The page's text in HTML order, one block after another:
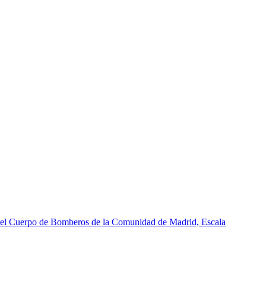
Cuerpo de Bomberos de la Comunidad de Madrid, Escala